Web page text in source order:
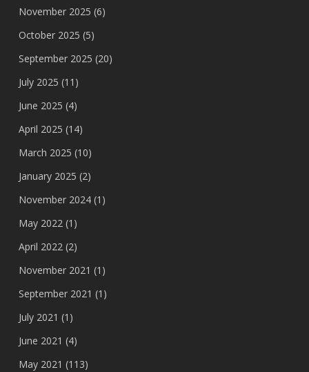
November 2025 (6)
October 2025 (5)
September 2025 (20)
July 2025 (11)
June 2025 (4)
April 2025 (14)
March 2025 (10)
January 2025 (2)
November 2024(1)
May 2022(1)
April 2022(2)
November 2021 (1)
September 2021 (1)
July 2021 (1)
June 2021 (4)
May 2021 (113)